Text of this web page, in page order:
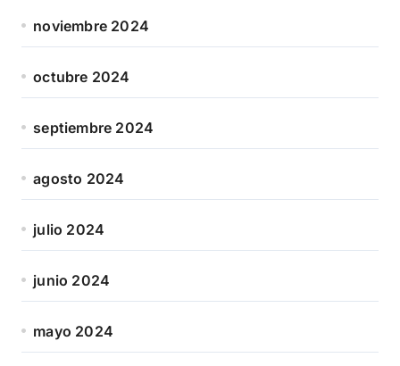
noviembre 2024
octubre 2024
septiembre 2024
agosto 2024
julio 2024
junio 2024
mayo 2024